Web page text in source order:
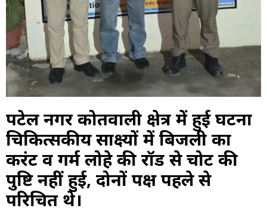
पटेल नगर कोतवाली क्षेत्र में हुई घटना
चिकित्सकीय साक्ष्यों में बिजली का
करंट व गर्म लोहे की रॉड से चोट की
पुष्टि नहीं हुई, दोनों पक्ष पहले से
परिचित थे।